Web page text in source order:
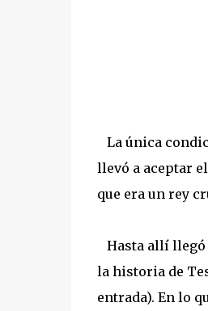
La única
llevó a aceptar
que era un rey
Hasta allí llegó
la historia de
entrada). En lo